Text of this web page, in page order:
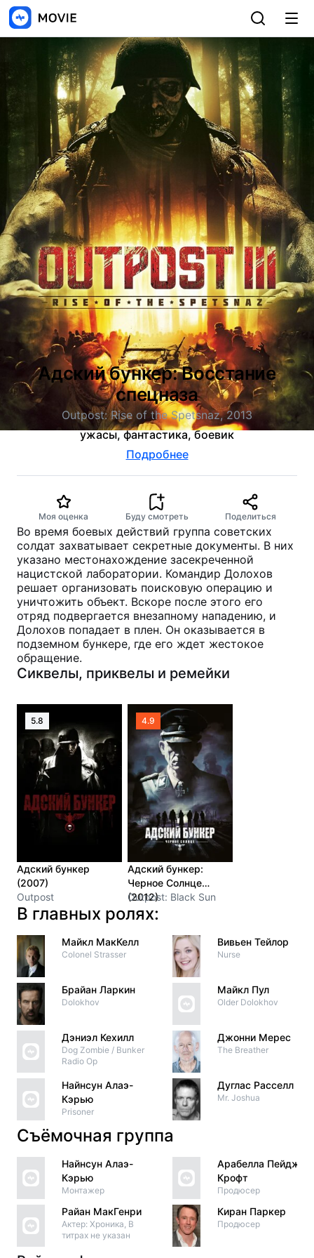
Адский бункер: Восстание
спецназа
Outpost: Rise of the Spetsnaz, 2013
ужасы, фантастика, боевик
Подробнее
Моя оценка Буду смотреть Поделиться
Во время боевых действий группа советских
солдат захватывает секретные документы. В них
указано местонахождение засекреченной
нацистской лаборатории. Командир Долохов
решает организовать поисковую операцию и
уничтожить объект. Вскоре после этого его
отряд подвергается внезапному нападению, и
Долохов попадает в плен. Он оказывается в
подземном бункере, где его ждет жестокое
обращение.
Сиквелы, приквелы и ремейки
5.8
Адский бункер
(2007)
Outpost
4.9
Адский бункер:
Черное Солнце
(2012)
Outpost: Black Sun
В главных ролях:
Майкл МакКелл
Colonel Strasser
Брайан Ларкин
Dolokhov
Дэниэл Кехилл
Dog Zombie / Bunker
Radio Op
Найнсун Алаэ-
Кэрью
Prisoner
Вивьен Тейлор
Nurse
Майкл Пул
Older Dolokhov
Джонни Мерес
The Breather
Дуглас Расселл
Mr. Joshua
Съёмочная группа
Найнсун Алаэ-
Кэрью
Монтажер
Райан МакГенри
Актер: Хроника, В
титрах не указан
Арабелла Пейдж
Крофт
Продюсер
Киран Паркер
Продюсер